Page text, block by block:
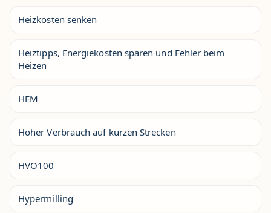
Heizkosten senken
Heiztipps, Energiekosten sparen und Fehler beim
Heizen
HEM
Hoher Verbrauch auf kurzen Strecken
HVO100
Hypermilling